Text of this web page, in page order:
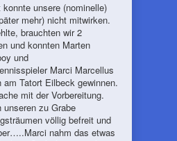
unsere (nominelle)
mehr) nicht mitwirken.
brauchten wir 2
und konnten Marten
und
Marci Marcellus
Tatort Eilbeck gewinnen.
mit der Vorbereitung.
unseren zu Grabe
völlig befreit und
nahm das etwas